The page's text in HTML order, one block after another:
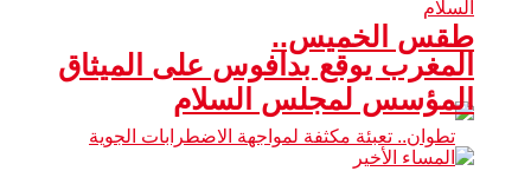
طقس الخميس..
المغرب يوقع بدافوس على الميثاق
المؤسس لمجلس السلام